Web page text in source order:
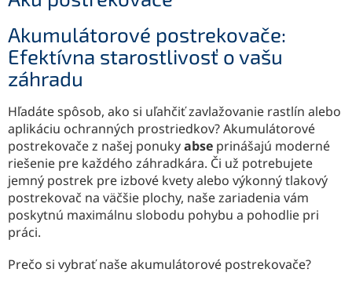
Akumulátorové postrekovače:
Efektívna starostlivosť o vašu
záhradu
Hľadáte spôsob, ako si uľahčiť zavlažovanie rastlín alebo
aplikáciu ochranných prostriedkov? Akumulátorové
postrekovače z našej ponukyabse prinášajú moderné
riešenie pre každého záhradkára. Či už potrebujete
jemný postrek pre izbové kvety alebo výkonný tlakový
postrekovač na väčšie plochy, naše zariadenia vám
poskytnú maximálnu slobodu pohybu a pohodlie pri
práci.
Prečo si vybrať naše akumulátorové postrekovače?